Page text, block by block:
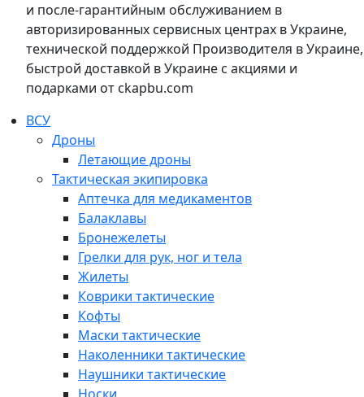
и после-гарантийным обслуживанием в
авторизированных сервисных центрах в Украине,
технической поддержкой Производителя в Украине,
быстрой доставкой в Украине с акциями и
подарками от ckapbu.com
ВСУ
Дроны
Летающие дроны
Тактическая экипировка
Аптечка для медикаментов
Балаклавы
Бронежелеты
Грелки для рук, ног и тела
Жилеты
Коврики тактические
Кофты
Маски тактические
Наколенники тактические
Наушники тактические